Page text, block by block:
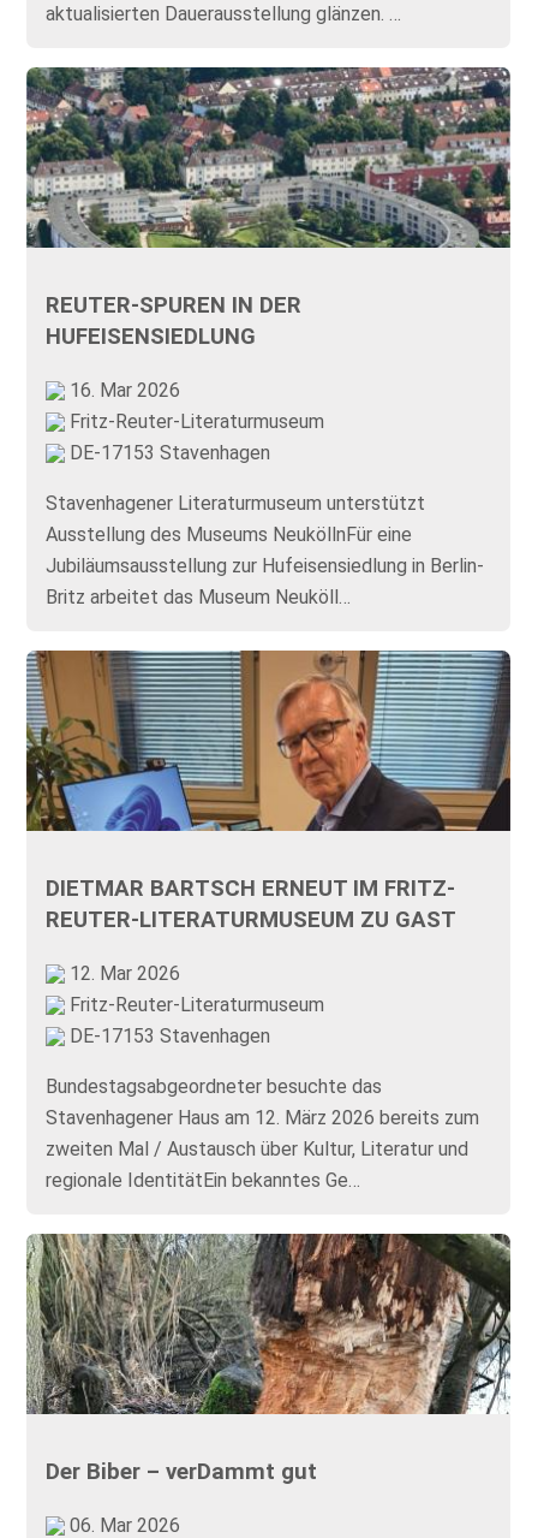
aktualisierten Dauerausstellung glänzen. …
REUTER-SPUREN IN DER
HUFEISENSIEDLUNG
16. Mar 2026
Fritz-Reuter-Literaturmuseum
DE-17153 Stavenhagen
Stavenhagener Literaturmuseum unterstützt
Ausstellung des Museums NeuköllnFür eine
Jubiläumsausstellung zur Hufeisensiedlung in Berlin-
Britz arbeitet das Museum Neuköll…
DIETMAR BARTSCH ERNEUT IM FRITZ-
REUTER-LITERATURMUSEUM ZU GAST
12. Mar 2026
Fritz-Reuter-Literaturmuseum
DE-17153 Stavenhagen
Bundestagsabgeordneter besuchte das
Stavenhagener Haus am 12. März 2026 bereits zum
zweiten Mal / Austausch über Kultur, Literatur und
regionale IdentitätEin bekanntes Ge…
Der Biber – verDammt gut
06. Mar 2026